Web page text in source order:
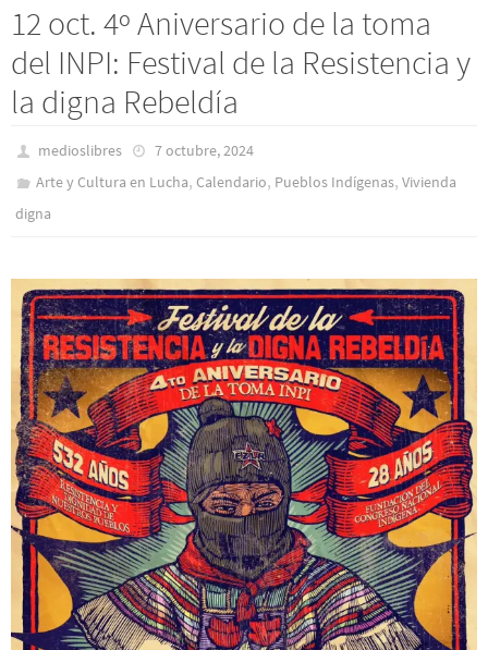
12 oct. 4º Aniversario de la toma
del INPI: Festival de la Resistencia y
la digna Rebeldía
medioslibres
7 octubre, 2024
Arte y Cultura en Lucha,Calendario, Pueblos Indí­genas,Vivienda
digna